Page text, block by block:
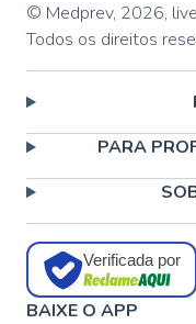
© Medprev, 2026, live
Todos os direitos
PARA
Verificada por
BAIXE O APP